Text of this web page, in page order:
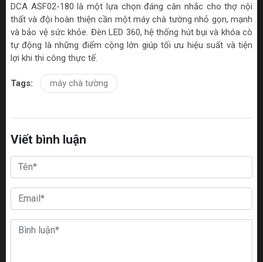
DCA ASF02-180 là một lựa chọn đáng cân nhắc cho thợ nội
thất và đội hoàn thiện cần một máy chà tường nhỏ gọn, mạnh
và bảo vệ sức khỏe. Đèn LED 360, hệ thống hút bụi và khóa cò
tự động là những điểm cộng lớn giúp tối ưu hiệu suất và tiện
lợi khi thi công thực tế.
Tags: máy chà tường
Viết bình luận